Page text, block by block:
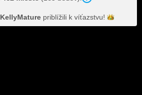
KellyMature priblížili k víťazstvu!